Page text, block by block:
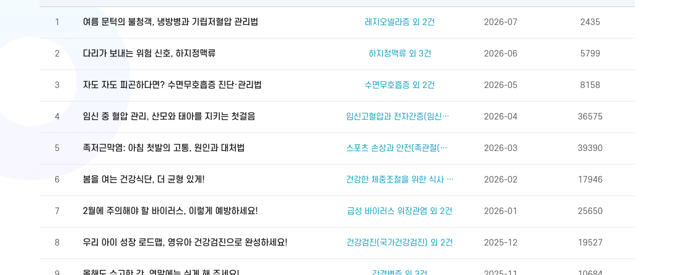
1 여름 문턱의 불청객, 냉방병과 기립저혈압 관리법 레지오넬라증 외 2건 2026-07 2435
2 다리가 보내는 위험 신호, 하지정맥류 하지정맥류 외 3건 2026-06 5799
3 자도 자도 피곤하다면? 수면무호흡증 진단·관리법 수면무호흡증 외 2건 2026-05 8158
4 임신 중 혈압 관리, 산모와 태아를 지키는 첫걸음 임신고혈압과 전자간증(임신중독증) 외 4건 2026-04 36575
5 족저근막염: 아침 첫발의 고통, 원인과 대처법 스포츠 손상과 안전(족관절(발목 관절) 손상) 외 2건 2026-03 39390
6 봄을 여는 건강식단, 더 균형 있게! 건강한 체중조절을 위한 식사 외 6건 2026-02 17946
7 2월에 주의해야 할 바이러스, 이렇게 예방하세요! 급성 바이러스 위장관염 외 2건 2026-01 25650
8 우리 아이 성장 로드맵, 영유아 건강검진으로 완성하세요! 건강검진(국가건강검진) 외 2건 2025-12 19527